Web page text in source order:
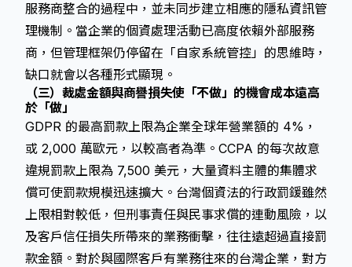
服務商整合的過程中，並未同步建立相應的隱私資訊管
理機制。當企業的個資處理活動已高度依賴外部服務
商，但管理框架仍停留在「自家系統管控」的思維時，
缺口就會以各種形式顯現。
（三）裁處金額與商譽損失使「不做」的機會成本遠高
於「做」
GDPR 的最高罰款上限為企業全球年營業額的 4%，
或 2,000 萬歐元，以較高者為準。CCPA 的每次故意
違規罰款上限為 7,500 美元，大量資料主體的集體求
償可使罰款規模迅速擴大。台灣個資法的行政罰鍰雖然
上限相對較低，但刑事責任與民事求償的連動風險，以
及客戶信任損失所帶來的業務衝擊，往往遠超過直接罰
款金額。對於與國際客戶有業務往來的台灣企業，對方